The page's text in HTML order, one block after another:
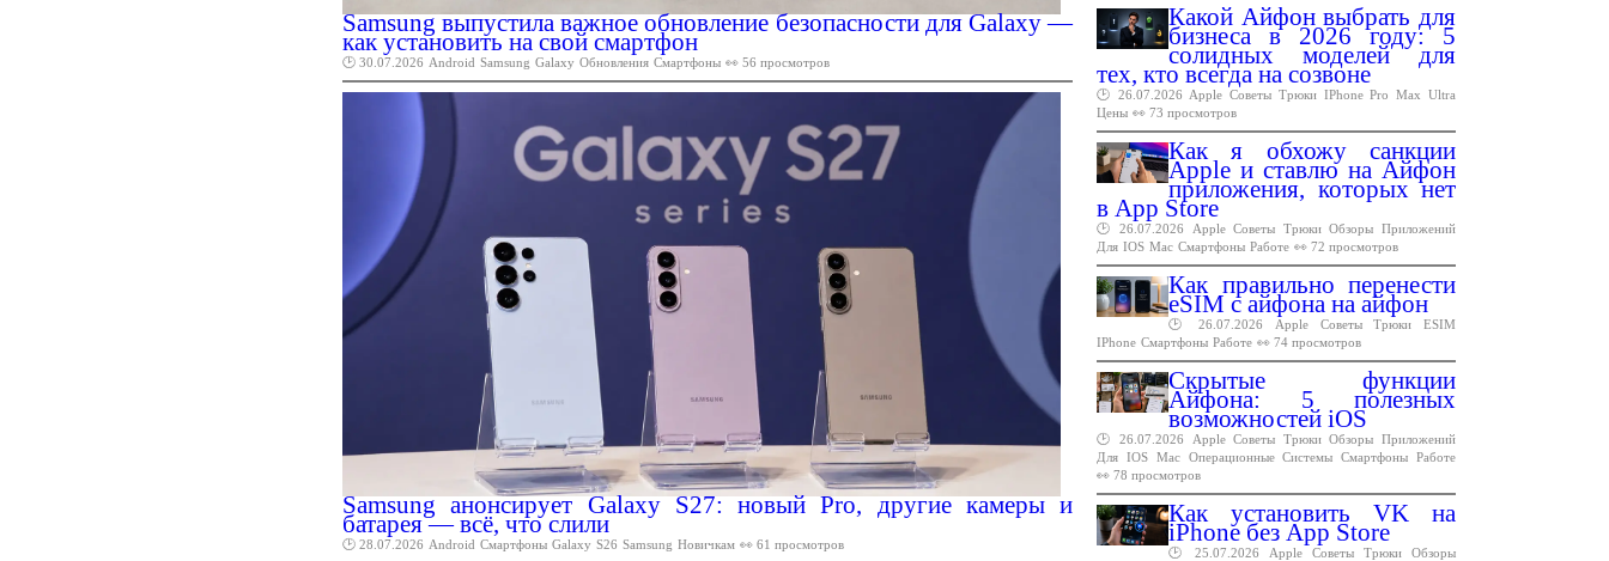
Samsung выпустила важное обновление безопасности для Galaxy —
как установить на свой смартфон
🕑 30.07.2026 Android Samsung Galaxy Обновления Смартфоны 👀 56 просмотров
Samsung анонсирует Galaxy S27: новый Pro, другие камеры и
батарея — всё, что слили
🕑 28.07.2026 Android Смартфоны Galaxy S26 Samsung Новичкам 👀 61 просмотров
Какой Айфон выбрать для
бизнеса в 2026 году: 5
солидных моделей для
тех, кто всегда на созвоне
🕑 26.07.2026 Apple Советы Трюки IPhone Pro Max Ultra
Цены 👀 73 просмотров
Как я обхожу санкции
Apple и ставлю на Айфон
приложения, которых нет
в App Store
🕑 26.07.2026 Apple Советы Трюки Обзоры Приложений
Для IOS Mac Смартфоны Работе 👀 72 просмотров
Как правильно перенести
eSIM с айфона на айфон
🕑 26.07.2026 Apple Советы Трюки
ESIM
IPhone Смартфоны Работе 👀 74 просмотров
Скрытые функции
Айфона: 5 полезных
возможностей iOS
🕑 26.07.2026 Apple Советы Трюки Обзоры Приложений
Для IOS Mac Операционные Системы Смартфоны Работе
👀 78 просмотров
Как установить VK на
iPhone без App Store
🕑 25.07.2026 Apple Советы Трюки
Обзоры